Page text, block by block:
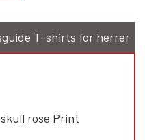
T-shirts for herrer
rose Print